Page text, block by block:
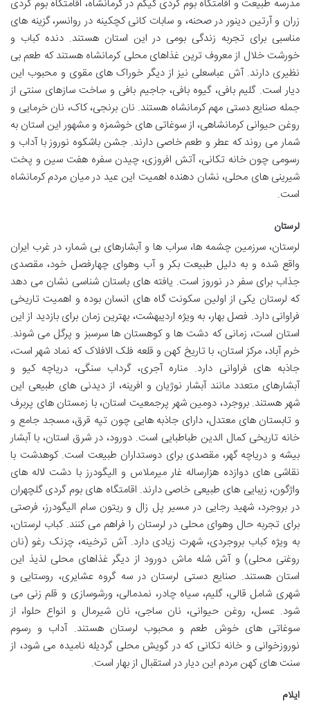
مدرسه طبیعت و اقامتگاه بوم گردی کیکم در کرمانشاه، اقامتگاه بوم گردی
زران و آرتین دینور در صحنه، و سابات کانی کچکینه در روانسر، گزینه های
مناسبی برای تجربه زندگی بومی در این استان هستند. دنده کباب و
خورشت خلال از معروف ترین غذاهای محلی کرمانشاه هستند که طعم بی
نظیری دارند. آش عباسعلی نیز از دیگر خوراک های مقوی و محبوب این
دیار است. گلیم بافی، گیوه بافی، جاجیم بافی و ساخت سازهای سنتی از
جمله صنایع دستی مهم کرمانشاه هستند. نان برنجی، کاک، نان خرمایی و
روغن حیوانی کرمانشاهی، از سوغاتی های خوشمزه و مشهور این استان به
شمار می روند که عطر و طعم خاصی دارند. جشن باشکوه نوروز با آداب و
رسومی چون خانه تکانی، آتش افروزی، چیدن سفره هفت سین و پخت
شیرینی های محلی، نشان دهنده اهمیت این عید در میان مردم کرمانشاه
است.
لرستان
لرستان، سرزمین چشمه ها، سراب ها و آبشارهای بی شمار، در غرب ایران
واقع شده و به دلیل طبیعت بکر و آب وهوای چهارفصل خود، مقصدی
جذاب برای سفر در نوروز است. یافته های باستان شناسی نشان می دهد
که لرستان یکی از اولین سکونت گاه های انسان بوده و اهمیت تاریخی
فراوانی دارد. فصل بهار، به ویژه اردیبهشت، بهترین زمان برای بازدید از این
استان است، زمانی که دشت ها و کوهستان ها سرسبز و پرگل می شوند.
خرم آباد، مرکز استان، با تاریخ کهن و قلعه فلک الافلاک که نماد شهر است،
جاذبه های فراوانی دارد. مناره آجری، گرداب سنگی، دریاچه کیو و
آبشارهای متعدد مانند آبشار نوژیان و افرینه، از دیدنی های طبیعی این
شهر هستند. بروجرد، دومین شهر پرجمعیت استان، با زمستان های پربرف
و تابستان های معتدل، دارای جاذبه هایی چون تپه قرق، مسجد جامع و
خانه تاریخی کمال الدین طباطبایی است. دورود، در شرق استان، با آبشار
بیشه و دریاچه گهر، مقصدی برای دوستداران طبیعت است. کوهدشت با
نقاشی های دوازده هزارساله غار میرملاس و الیگودرز با دشت لاله های
واژگون، زیبایی های طبیعی خاصی دارند. اقامتگاه های بوم گردی گلچهران
در بروجرد، شهید رجایی در مسیر پل زال و ریتون سام الیگودرز، فرصتی
برای تجربه حال وهوای محلی در لرستان را فراهم می کنند. کباب لرستان،
به ویژه کباب بروجردی، شهرت زیادی دارد. آش ترخینه، چزنک رغو (نان
روغنی محلی) و آش شله ماش دورود از دیگر غذاهای محلی لذیذ این
استان هستند. صنایع دستی لرستان در سه گروه عشایری، روستایی و
شهری شامل قالی، گلیم، سیاه چادر، نمدمالی، ورشوسازی و قلم زنی می
شود. عسل، روغن حیوانی، نان ساجی، نان شیرمال و انواع حلوا، از
سوغاتی های خوش طعم و محبوب لرستان هستند. آداب و رسوم
نوروزخوانی و خانه تکانی که در گویش محلی گردیله نامیده می شود، از
سنت های کهن مردم این دیار در استقبال از بهار است.
ایلام